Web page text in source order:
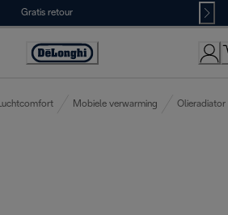
Gratis retour
Accessibility
Luchtcomfort Mobiele verwarming Olieradiator